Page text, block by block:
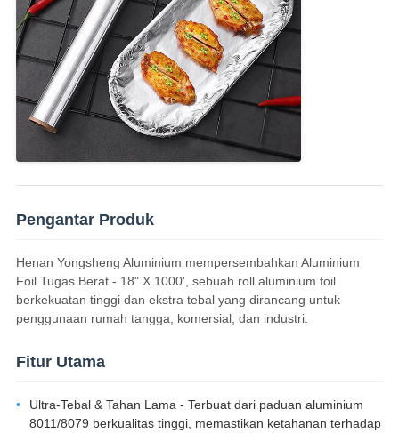
Pengantar Produk
Henan Yongsheng Aluminium mempersembahkan Aluminium
Foil Tugas Berat - 18" X 1000', sebuah roll aluminium foil
berkekuatan tinggi dan ekstra tebal yang dirancang untuk
penggunaan rumah tangga, komersial, dan industri.
Fitur Utama
Ultra-Tebal & Tahan Lama - Terbuat dari paduan aluminium
8011/8079 berkualitas tinggi, memastikan ketahanan terhadap